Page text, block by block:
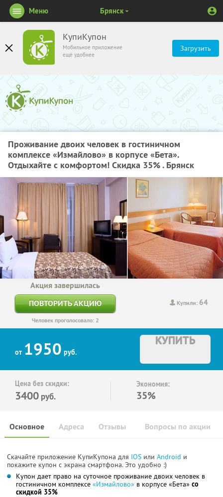
КупиКупон
Мобильное приложение
ещё удобнее
Загрузить
Меню Брянск
Проживание двоих человек в гостиничном
комплексе «Измайлово» в корпусе «Бета».
Отдыхайте с комфортом! Скидка 35% . Брянск
Купили: 64
Акция завершилась
ПОВТОРИТЬ АКЦИЮ
Человек проголосовало: 2
от 1950 руб.
КУПИТЬ
Цена без скидки:
3400 руб.
Экономия:
35%
Основное Отзывы Вопросы по акции
Адреса
Скачайте приложение КупиКупона для IOS или Android и
покажите купон с экрана смартфона. Это удобно :)
Купон дает право на суточное проживание двоих человек в
гостиничном комплексе «Измайлово» в корпусе «Бета» со
скидкой 35%